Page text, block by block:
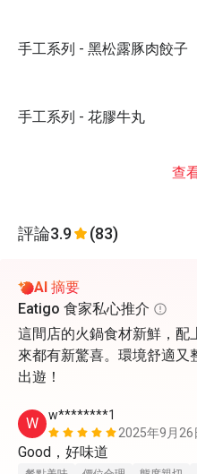
手工系列 - 黑松露豚肉餃子
手工系列 - 花膠牛丸
查
評論3.9 (83)
AI 摘要
Eatigo 食家私心推介
這間店的火鍋食材新鮮，配
來都有新驚喜。環境舒適又
出遊！
W
w********1
2025年9月26
Good，好味道